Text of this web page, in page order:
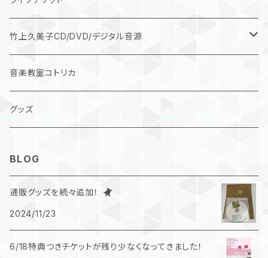
竹上久美子CD/DVD/デジタル音源
デジタル作品
CD
音楽教室コトリカ
グッズ
BLOG
通販グッズを続々追加！
2024/11/23
6/18特典つきチケットが残り少なくなってきました！